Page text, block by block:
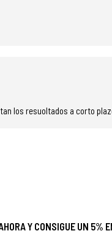
los resuoltados a corto
Y CONSIGUE UN 5%